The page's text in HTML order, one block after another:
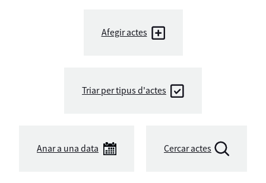
Afegir actes
Triar per tipus d'actes
Anar a una data Cercar actes